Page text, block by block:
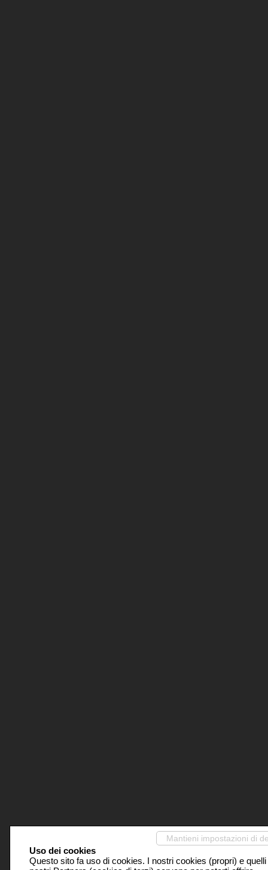
Mantieni impostazioni di
Uso dei cookies
Questo sito fa uso di cookies. I nostri cookies (propri) e quelli